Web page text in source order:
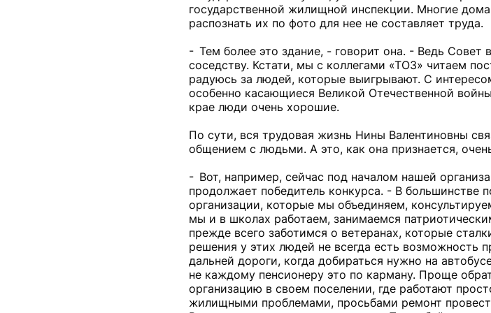
государственной жилищной инспекции. Многие
распознать их по фото для нее не составляет труда.
- Тем более это здание, - говорит она. - Ведь Совет
соседству. Кстати, мы с коллегами «ТОЗ» читаем
радуюсь за людей, которые выигрывают. С
особенно касающиеся Великой Отечественной
крае люди очень хорошие.
По сути, вся трудовая жизнь Нины Валентиновны
общением с людьми. А это, как она признается,
- Вот, например, сейчас под началом нашей
продолжает победитель конкурса. - В большинстве
организации, которые мы объединяем,
мы и в школах работаем, занимаемся
прежде всего заботимся о ветеранах, которые
решения у этих людей не всегда есть возможность
дальней дороги, когда добираться нужно на
не каждому пенсионеру это по карману. Проще
организацию в своем поселении, где работают
жилищными проблемами, просьбами ремонт